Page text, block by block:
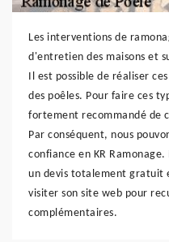
Les interventions de
d'entretien des maisons et
Il est possible de réaliser
des poêles. Pour faire ces
fortement recommandé de
Par conséquent, nous
confiance en KR
un devis totalement gratuit
visiter son site web pour
complémentaires.